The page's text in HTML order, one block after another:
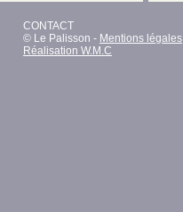
CONTACT
© Le Palisson - Mentions légales
Réalisation W.M.C